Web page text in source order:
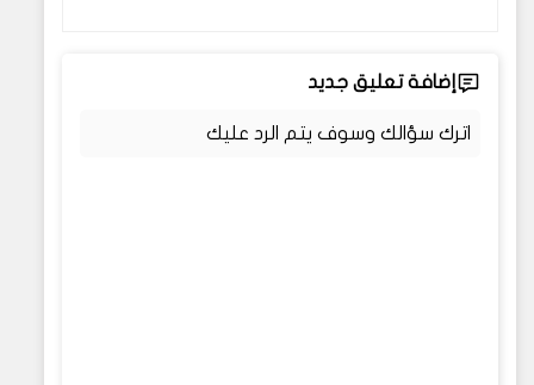
إضافة تعليق جديد
اترك سؤالك وسوف يتم الرد عليك